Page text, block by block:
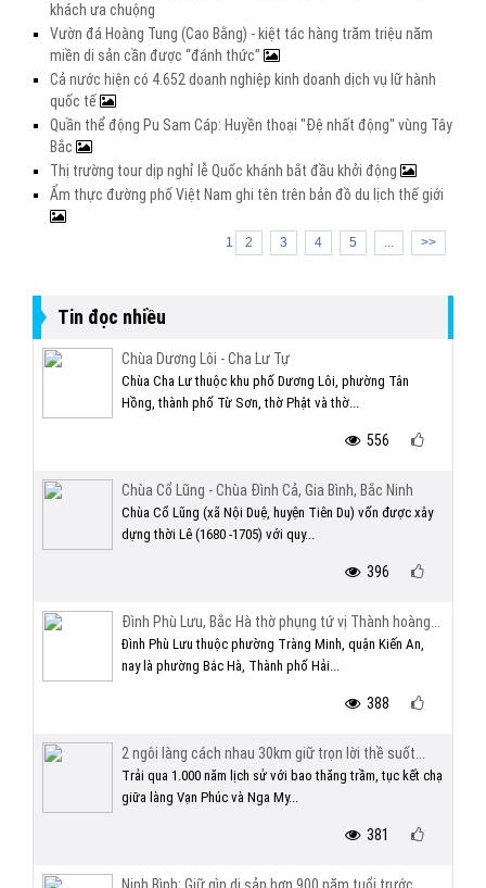
khách ưa chuộng
Vườn đá Hoàng Tung (Cao Bằng) - kiệt tác hàng trăm triệu năm
miền di sản cần được “đánh thức”
Cả nước hiện có 4.652 doanh nghiệp kinh doanh dịch vụ lữ hành
quốc tế
Quần thể động Pu Sam Cáp: Huyền thoại "Đệ nhất động" vùng Tây
Bắc
Thị trường tour dịp nghỉ lễ Quốc khánh bắt đầu khởi động
Ẩm thực đường phố Việt Nam ghi tên trên bản đồ du lịch thế giới
1 2 3 4 5 ... >>
Tin đọc nhiều
Chùa Dương Lôi - Cha Lư Tự
Chùa Cha Lư thuộc khu phố Dương Lôi, phường Tân
Hồng, thành phố Từ Sơn, thờ Phật và thờ...
556
Chùa Cổ Lũng - Chùa Đình Cả, Gia Bình, Bắc Ninh
Chùa Cổ Lũng (xã Nội Duệ, huyện Tiên Du) vốn được xây
dựng thời Lê (1680 -1705) với quy...
396
Đình Phù Lưu, Bắc Hà thờ phụng tứ vị Thành hoàng...
Đình Phù Lưu thuộc phường Tràng Minh, quận Kiến An,
nay là phường Bắc Hà, Thành phố Hải...
388
2 ngôi làng cách nhau 30km giữ trọn lời thề suốt...
Trải qua 1.000 năm lịch sử với bao thăng trầm, tục kết chạ
giữa làng Vạn Phúc và Nga My...
381